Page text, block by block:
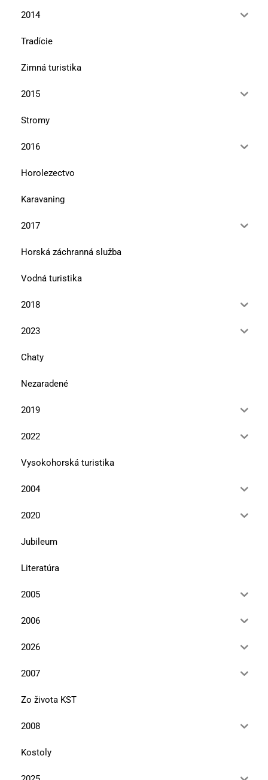
2014
Tradície
Zimná turistika
2015
Stromy
2016
Horolezectvo
Karavaning
2017
Horská záchranná služba
Vodná turistika
2018
2023
Chaty
Nezaradené
2019
2022
Vysokohorská turistika
2004
2020
Jubileum
Literatúra
2005
2006
2026
2007
Zo života KST
2008
Kostoly